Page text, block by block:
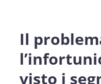
Il
visto i